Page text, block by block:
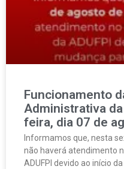
Funcionamento
Administrativa
feira, dia 07 de
Informamos que, nesta
não haverá atendimento
ADUFPI devido ao início